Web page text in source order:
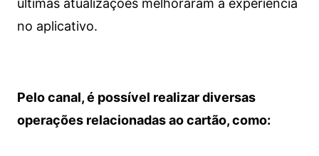
últimas atualizações melhoraram a experiência
no aplicativo.
Pelo canal, é possível realizar diversas
operações relacionadas ao cartão, como: